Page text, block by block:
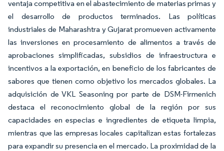
ventaja competitiva en el abastecimiento de materias primas y
el desarrollo de productos terminados. Las políticas
industriales de Maharashtra y Gujarat promueven activamente
las inversiones en procesamiento de alimentos a través de
aprobaciones simplificadas, subsidios de infraestructura e
incentivos a la exportación, en beneficio de los fabricantes de
sabores que tienen como objetivo los mercados globales. La
adquisición de VKL Seasoning por parte de DSM-Firmenich
destaca el reconocimiento global de la región por sus
capacidades en especias e ingredientes de etiqueta limpia,
mientras que las empresas locales capitalizan estas fortalezas
para expandir su presencia en el mercado. La proximidad de la